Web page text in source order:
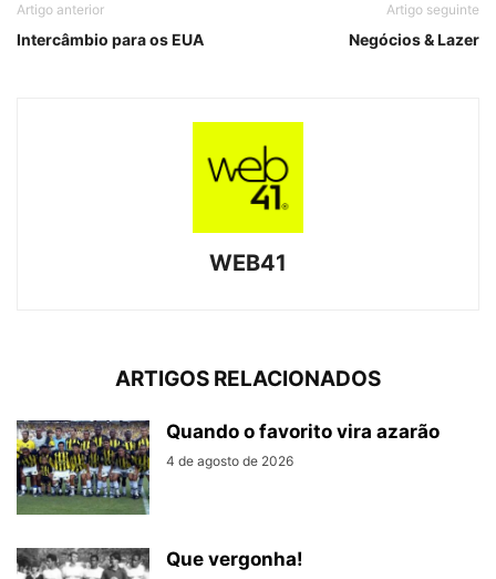
Artigo anterior
Intercâmbio para os EUA
Artigo seguinte
Negócios & Lazer
WEB41
ARTIGOS RELACIONADOS
Quando o favorito vira azarão
4 de agosto de 2026
Que vergonha!